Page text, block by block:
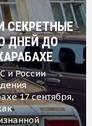
СЕКРЕТНЫЕ
ДНЕЙ ДО
и России
17 сентября,